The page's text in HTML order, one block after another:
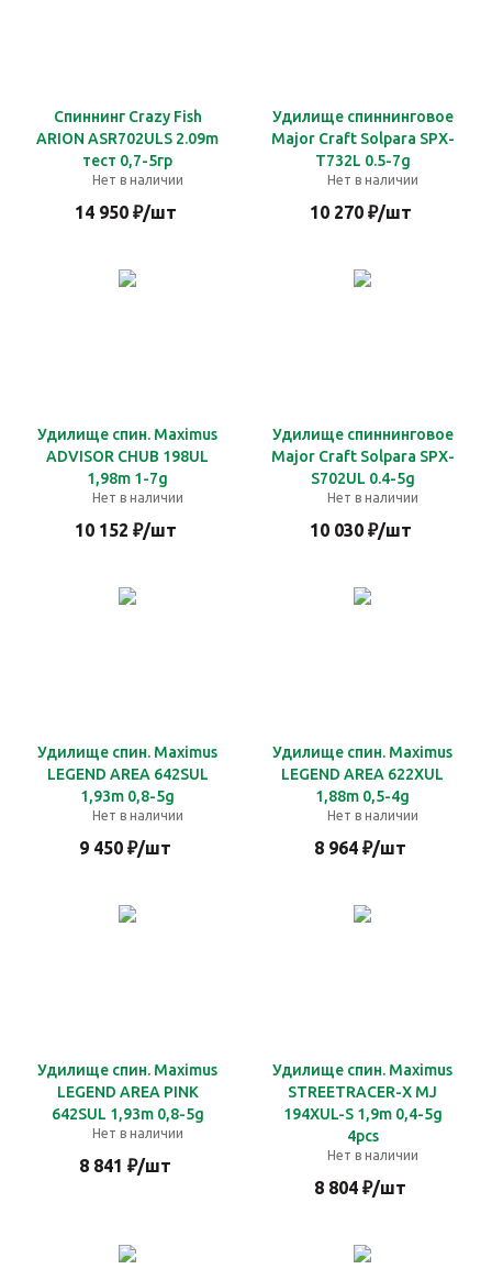
Спиннинг Crazy Fish
ARION ASR702ULS 2.09m
тест 0,7-5гр
Нет в наличии
14 950₽/шт
Удилище спиннинговое
Major Craft Solpara SPX-
T732L 0.5-7g
Нет в наличии
10 270₽/шт
Удилище спин. Maximus
ADVISOR CHUB 198UL
1,98m 1-7g
Нет в наличии
10 152 ₽/шт
Удилище спиннинговое
Major Craft Solpara SPX-
S702UL 0.4-5g
Нет в наличии
10 030₽/шт
Удилище спин. Maximus
LEGEND AREA 642SUL
1,93m 0,8-5g
Нет в наличии
9 450 ₽/шт
Удилище спин. Maximus
LEGEND AREA 622XUL
1,88m 0,5-4g
Нет в наличии
8 964 ₽/шт
Удилище спин. Maximus
LEGEND AREA PINK
642SUL 1,93m 0,8-5g
Нет в наличии
8 841 ₽/шт
Удилище спин. Maximus
STREETRACER-X MJ
194XUL-S 1,9m 0,4-5g
4pcs
Нет в наличии
8 804 ₽/шт